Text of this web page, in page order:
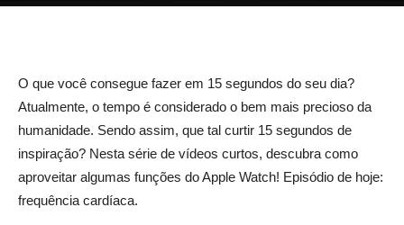
O que você consegue fazer em 15 segundos do seu dia?
Atualmente, o tempo é considerado o bem mais precioso da
humanidade. Sendo assim, que tal curtir 15 segundos de
inspiração? Nesta série de vídeos curtos, descubra como
aproveitar algumas funções do Apple Watch! Episódio de hoje:
frequência cardíaca.